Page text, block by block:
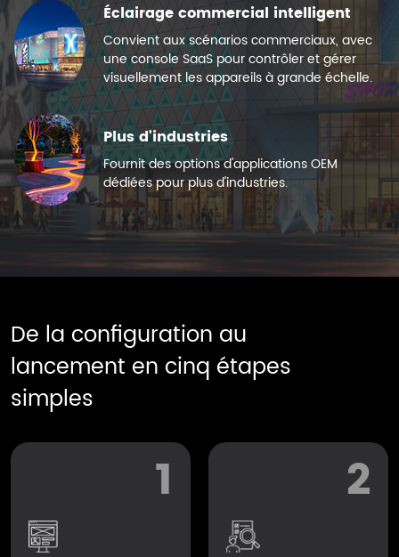
Éclairage commercial intelligent
Convient aux scénarios commerciaux, avec
une console SaaS pour contrôler et gérer
visuellement les appareils à grande échelle.
Plus d'industries
Fournit des options d'applications OEM
dédiées pour plus d'industries.
De la configuration au
lancement en cinq étapes
simples
1 2